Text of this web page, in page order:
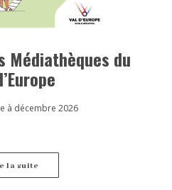
Médiathèques du
à décembre 2026
la suite